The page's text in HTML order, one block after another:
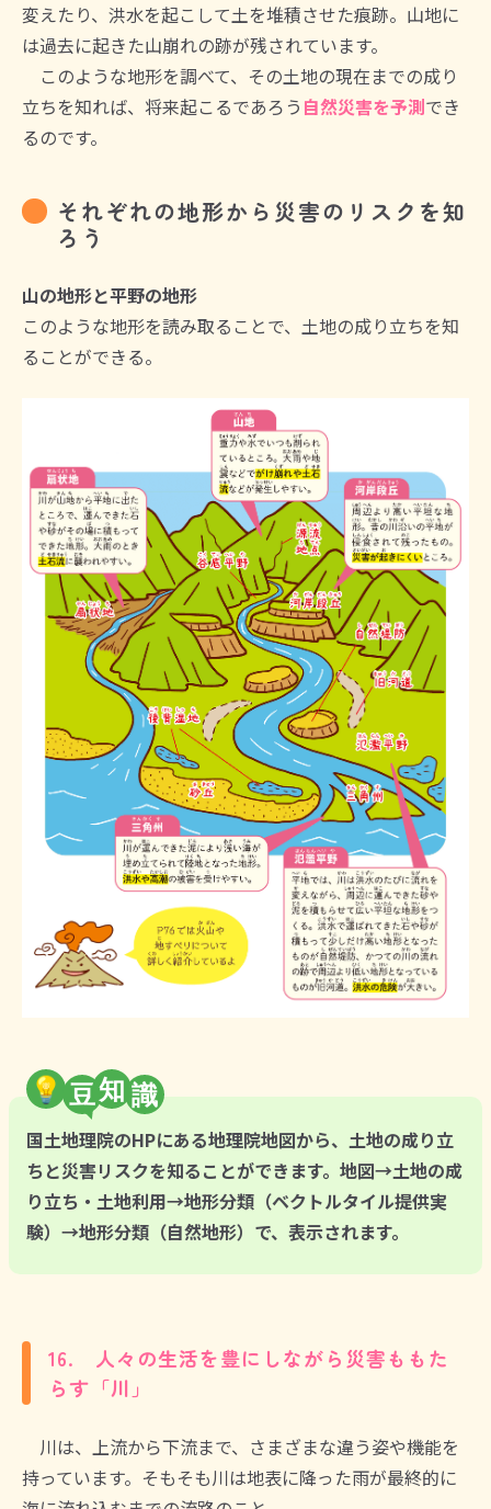
変えたり、洪水を起こして土を堆積させた痕跡。山地に
は過去に起きた山崩れの跡が残されています。
このような地形を調べて、その土地の現在までの成り
立ちを知れば、将来起こるであろう 自然災害を予測でき
るのです。
それぞれの地形から災害のリスクを知
ろう
山の地形と平野の地形
このような地形を読み取ることで、土地の成り立ちを知
ることができる。
💡 知
国土地理院のHPにある地理院地図から、土地の成り立
ちと災害リスクを知ることができます。地図→土地の成
り立ち・土地利用→地形分類（ベクトルタイル提供実
験）→地形分類（自然地形）で、表示されます。
16. 人々の生活を豊にしながら災害ももた
らす「川」
川は、上流から下流まで、さまざまな違う姿や機能を
持っています。そもそも川は地表に降った雨が最終的に